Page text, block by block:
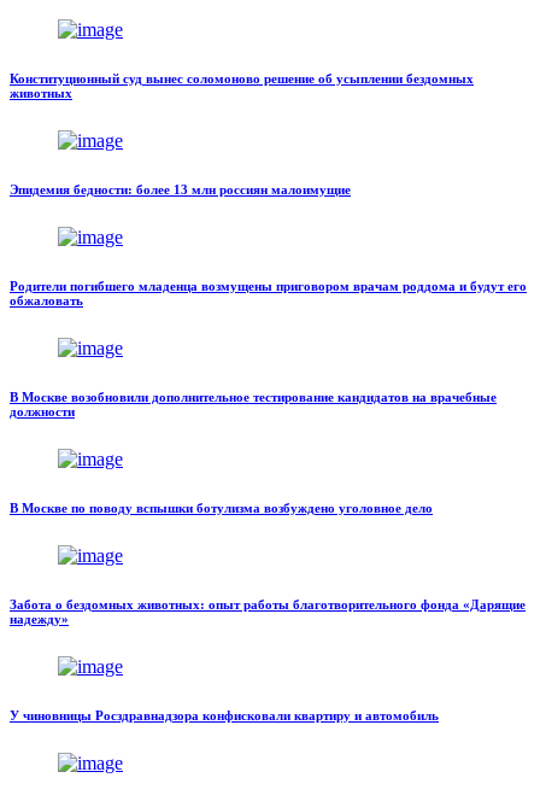
Конституционный суд вынес соломоново решение об усыплении бездомных
животных
Эпидемия бедности: более 13 млн россиян малоимущие
Родители погибшего младенца возмущены приговором врачам роддома и будут его
обжаловать
В Москве возобновили дополнительное тестирование кандидатов на врачебные
должности
В Москве по поводу вспышки ботулизма возбуждено уголовное дело
Забота о бездомных животных: опыт работы благотворительного фонда «Дарящие
надежду»
У чиновницы Росздравнадзора конфисковали квартиру и автомобиль